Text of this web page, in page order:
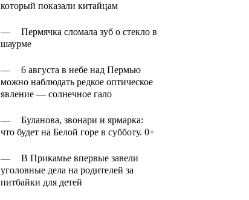
который показали китайцам
—
Пермячка сломала зуб о стекло в
шаурме
—
6 августа в небе над Пермью
можно наблюдать редкое оптическое
явление — солнечное гало
—
Буланова, звонари и ярмарка:
что будет на Белой горе в субботу. 0+
—
В Прикамье впервые завели
уголовные дела на родителей за
питбайки для детей